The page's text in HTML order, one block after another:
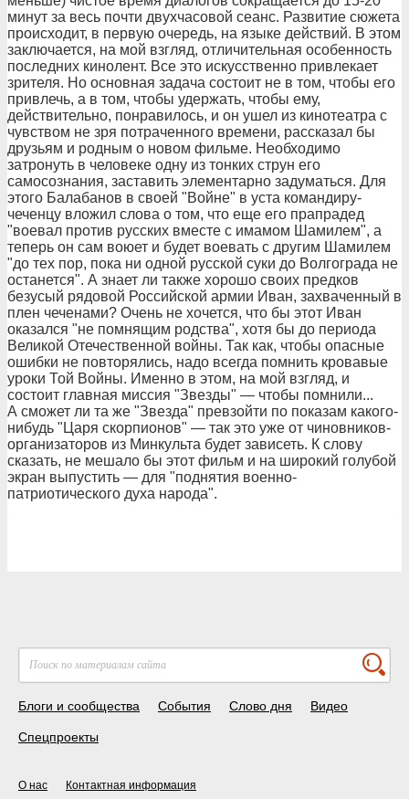
минут за весь почти двухчасовой сеанс. Развитие сюжета
происходит, в первую очередь, на языке действий. В этом
заключается, на мой взгляд, отличительная особенность
последних кинолент. Все это искусственно привлекает
зрителя. Но основная задача состоит не в том, чтобы его
привлечь, а в том, чтобы удержать, чтобы ему,
действительно, понравилось, и он ушел из кинотеатра с
чувством не зря потраченного времени, рассказал бы
друзьям и родным о новом фильме. Необходимо
затронуть в человеке одну из тонких струн его
самосознания, заставить элементарно задуматься. Для
этого Балабанов в своей "Войне" в уста командиру-
чеченцу вложил слова о том, что еще его прапрадед
"воевал против русских вместе с имамом Шамилем", а
теперь он сам воюет и будет воевать с другим Шамилем
"до тех пор, пока ни одной русской суки до Волгограда не
останется". А знает ли также хорошо своих предков
безусый рядовой Российской армии Иван, захваченный в
плен чеченами? Очень не хочется, что бы этот Иван
оказался "не помнящим родства", хотя бы до периода
Великой Отечественной войны. Так как, чтобы опасные
ошибки не повторялись, надо всегда помнить кровавые
уроки Той Войны. Именно в этом, на мой взгляд, и
состоит главная миссия "Звезды" — чтобы помнили...
А сможет ли та же "Звезда" превзойти по показам какого-
нибудь "Царя скорпионов" — так это уже от чиновников-
организаторов из Минкульта будет зависеть. К слову
сказать, не мешало бы этот фильм и на широкий голубой
экран выпустить — для "поднятия военно-
патриотического духа народа".
Блоги и сообщества События Слово дня Видео
Спецпроекты
О нас Контактная информация